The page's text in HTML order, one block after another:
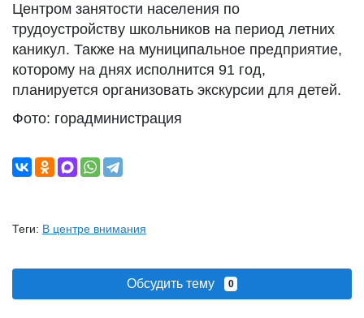
Центром занятости населения по
трудоустройству школьников на период летних
каникул. Также на муниципальное предприятие,
которому на днях исполнится 91 год,
планируется организовать экскурсии для детей.
Фото: горадминистрация
Теги: В центре внимания
Обсудить тему 0